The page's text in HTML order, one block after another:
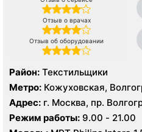
Отзыв о врачах
Отзыв об оборудовании
Район: Текстильщики
Метро: Кожуховская,
Текстильщики
Адрес: г. Москва, пр.
Режим работы: 9.00 - 21.00